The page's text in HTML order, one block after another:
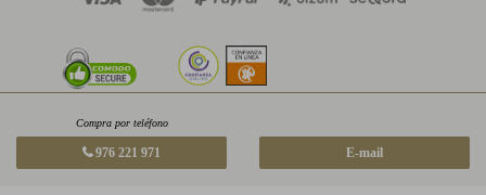
Compra por teléfono
976 221 971 E-mail